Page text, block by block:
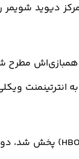
دیوید شویمر
مطرح
را از سال 1995با گفتن
پخش شد،